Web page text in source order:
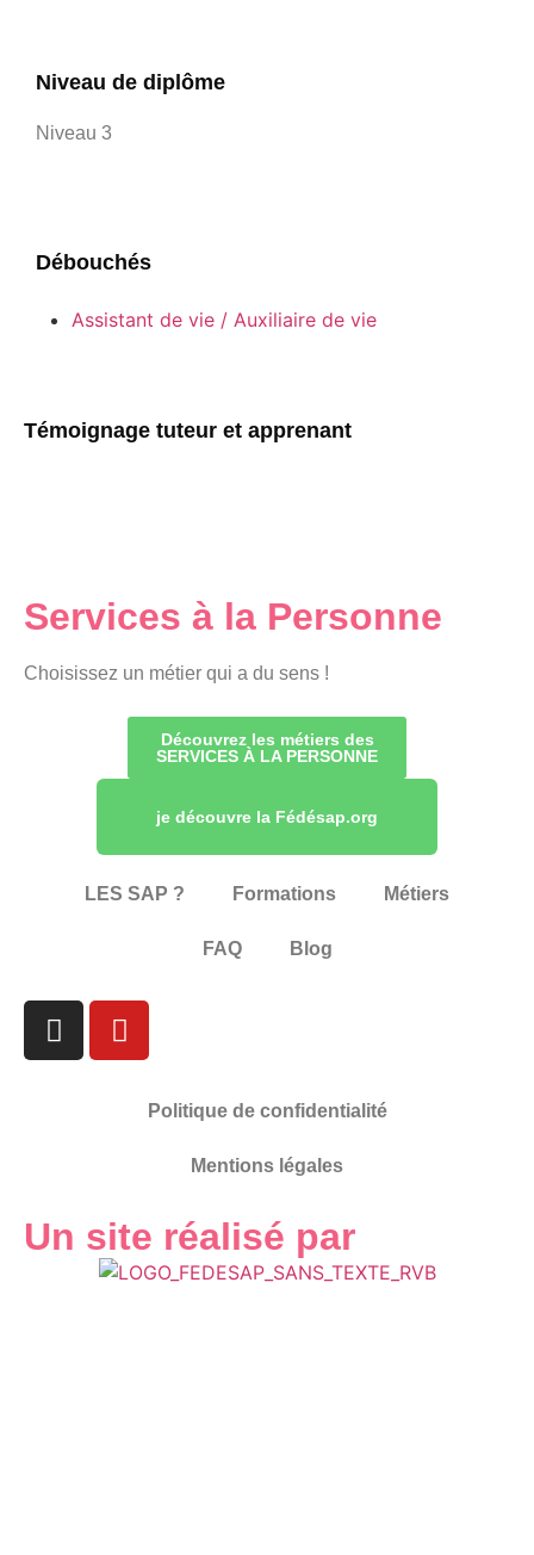
Niveau de diplôme
Niveau 3
Débouchés
Assistant de vie / Auxiliaire de vie
Témoignage tuteur et apprenant
Services à la Personne
Choisissez un métier qui a du sens !
Découvrez les métiers des
SERVICES À LA PERSONNE
je découvre la Fédésap.org
LES SAP ? Formations Métiers
FAQ Blog
Politique de confidentialité
Mentions légales
Un site réalisé par